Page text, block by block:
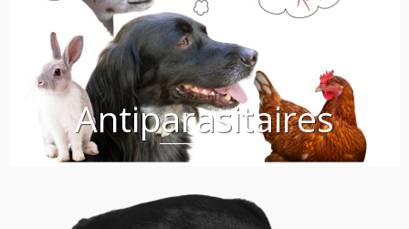
Antiparasitaires